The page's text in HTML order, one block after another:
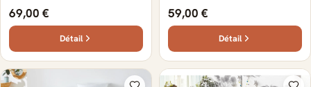
69,00 €
Détail
59,00 €
Détail